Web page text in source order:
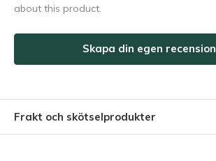
about this product.
Skapa din egen recension
Frakt och skötselprodukter